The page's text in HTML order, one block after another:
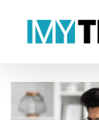
View
Larger